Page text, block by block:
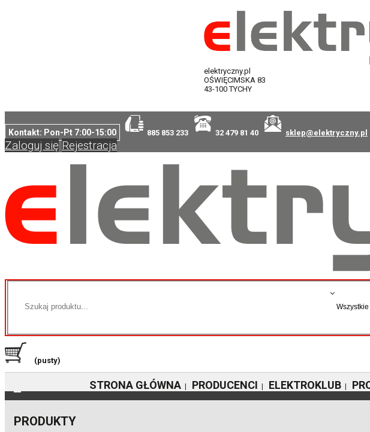
elektryczny.pl
OŚWIĘCIMSKA 83
43-100 TYCHY
Kontakt: Pon-Pt 7:00-15:00 885 853 233 32 479 81 40 sklep@elektryczny.pl
Zaloguj się Rejestracja
(pusty)
STRONA GŁÓWNA | PRODUCENCI | ELEKTROKLUB |
PRODUKTY